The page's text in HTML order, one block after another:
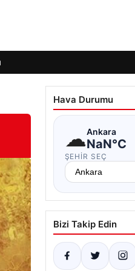
Hava Durumu
☁Ankara
NaN°C
ŞEHIR SEÇ
Bizi Takip Edin